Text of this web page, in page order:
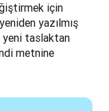
için
yazılmış
yeni taslaktan
metnine